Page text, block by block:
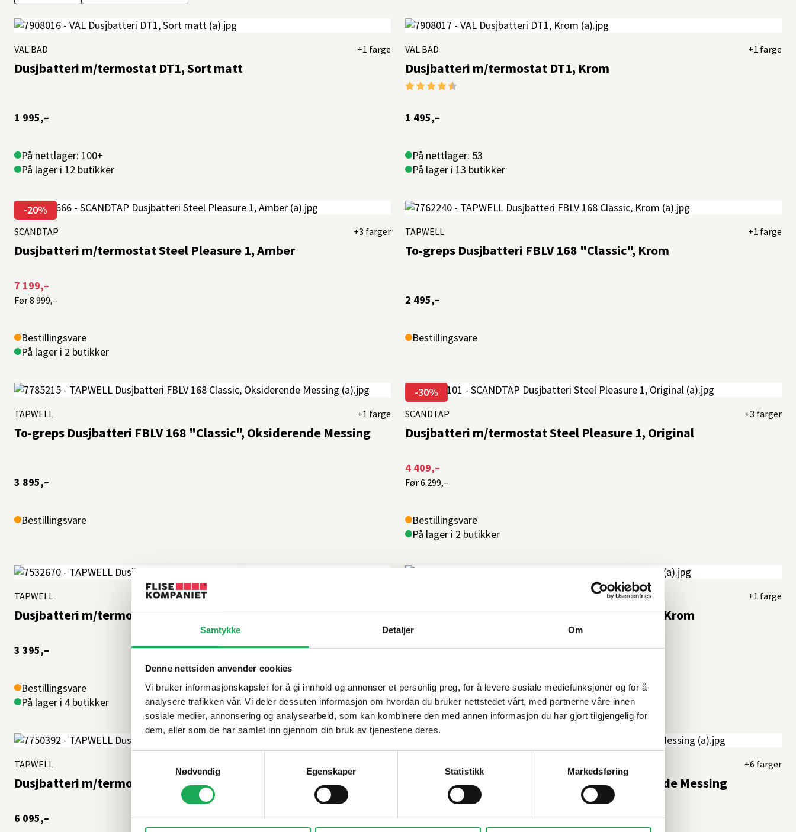
Samtykke Detaljer Om
Denne nettsiden anvender cookies
Vi bruker informasjonskapsler for å gi innhold og annonser et personlig preg, for å levere sosiale mediefunksjoner og for å
analysere trafikken vår. Vi deler dessuten informasjon om hvordan du bruker nettstedet vårt, med partnerne våre innen
sosiale medier, annonsering og analysearbeid, som kan kombinere den med annen informasjon du har gjort tilgjengelig for
dem, eller som de har samlet inn gjennom din bruk av tjenestene deres.
Nødvendig
Egenskaper Statistikk Markedsføring
etter
Dusjbatteri m/termostat DT1, Sort matt
VAL BAD +1 farge
1 995,–
På nettlager: 100+
På lager i 12 butikker
Dusjbatteri m/termostat DT1, Krom
Karakter:
VAL BAD +1 farge
1 495,–
På nettlager: 53
På lager i 13 butikker
Dusjbatteri m/termostat Steel Pleasure 1, Amber
-20%
SCANDTAP +3 farger
7 199,–
Før8 999,–
Bestillingsvare
På lager i 2 butikker
To-greps Dusjbatteri FBLV 168 "Classic", Krom
TAPWELL +1 farge
2 495,–
Bestillingsvare
To-greps Dusjbatteri FBLV 168 "Classic", Oksiderende Messing
TAPWELL +1 farge
3 895,–
Bestillingsvare
Dusjbatteri m/termostat Steel Pleasure 1, Original
-30%
SCANDTAP +3 farger
4 409,–
Før6 299,–
Bestillingsvare
På lager i 2 butikker
Dusjbatteri m/termostat EVM 168, Krom
TAPWELL
3 395,–
Bestillingsvare
På lager i 4 butikker
Dusjbatteri m/termostat XCOL 168 "Classic", Krom
+1 farge
4 495,–
Bestillingsvare
Dusjbatteri m/termostat EVM 168, Brushed Black Chrome
TAPWELL
6 095,–
Dusjbatteri m/termostat EVM 168, Oksiderende Messing
+6 farger
5 095,–